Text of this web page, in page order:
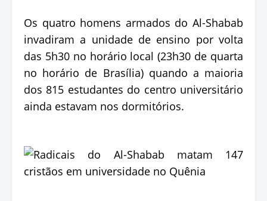
Os quatro homens armados do Al-Shabab
invadiram a unidade de ensino por volta
das 5h30 no horário local (23h30 de quarta
no horário de Brasília) quando a maioria
dos 815 estudantes do centro universitário
ainda estavam nos dormitórios.